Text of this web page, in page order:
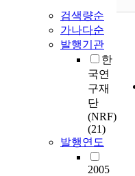
검색량순
가나다순
발행기관
한
국연
구재
단
(NRF)
(21)
발행연도
2005